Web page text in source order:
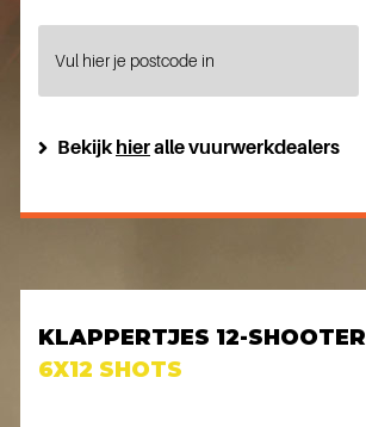
Bekijk hieralle vuurwerkdealers
KLAPPERTJES 12-SHOOTER
6X12 SHOTS